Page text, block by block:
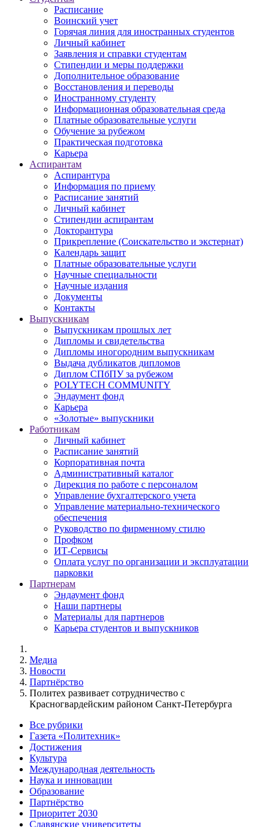
Расписание
Воинский учет
Горячая линия для иностранных студентов
Личный кабинет
Заявления и справки студентам
Стипендии и меры поддержки
Дополнительное образование
Восстановления и переводы
Иностранному студенту
Информационная образовательная среда
Платные образовательные услуги
Обучение за рубежом
Практическая подготовка
Карьера
Аспирантам
Аспирантура
Информация по приему
Расписание занятий
Личный кабинет
Стипендии аспирантам
Докторантура
Прикрепление (Соискательство и экстернат)
Календарь защит
Платные образовательные услуги
Научные специальности
Научные издания
Документы
Контакты
Выпускникам
Выпускникам прошлых лет
Дипломы и свидетельства
Дипломы иногородним выпускникам
Выдача дубликатов дипломов
Диплом СПбПУ за рубежом
POLYTECH COMMUNITY
Эндаумент фонд
Карьера
«Золотые» выпускники
Работникам
Личный кабинет
Расписание занятий
Корпоративная почта
Административный каталог
Дирекция по работе с персоналом
Управление бухгалтерского учета
Управление материально-технического
обеспечения
Руководство по фирменному стилю
Профком
ИТ-Сервисы
Оплата услуг по организации и эксплуатации
парковки
Партнерам
Эндаумент фонд
Наши партнеры
Материалы для партнеров
Карьера студентов и выпускников
Медиа
Новости
Партнёрство
Политех развивает сотрудничество с
Красногвардейским районом Санкт-Петербурга
Все рубрики
Газета «Политехник»
Достижения
Культура
Международная деятельность
Наука и инновации
Образование
Партнёрство
Приоритет 2030
Славянские университеты